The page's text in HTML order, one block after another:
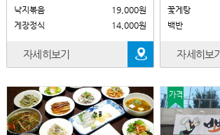
낙지볶음
19,000원
게장정식
14,000원
자세히보기
꽃게탕
백반
자세히보기
가격